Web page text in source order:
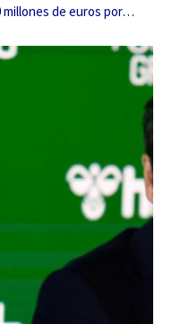
millones de euros por…